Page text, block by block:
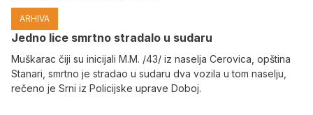
ARHIVA
Јedno lice smrtno stradalo u sudaru
Muškarac čiji su inicijali M.M. /43/ iz naselja Cerovica, opština
Stanari, smrtno je stradao u sudaru dva vozila u tom naselju,
rečeno je Srni iz Policijske uprave Doboj.